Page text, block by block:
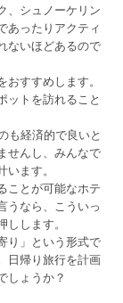
、シュノーケリン
あったりアクティ
ないほどあるので
すすめします。
ットを訪れること
も経済的で良いと
せんし、みんなで
ます。
ことが可能なホテ
うなら、こういっ
します。
り」という形式で
日帰り旅行を計画
しょうか？